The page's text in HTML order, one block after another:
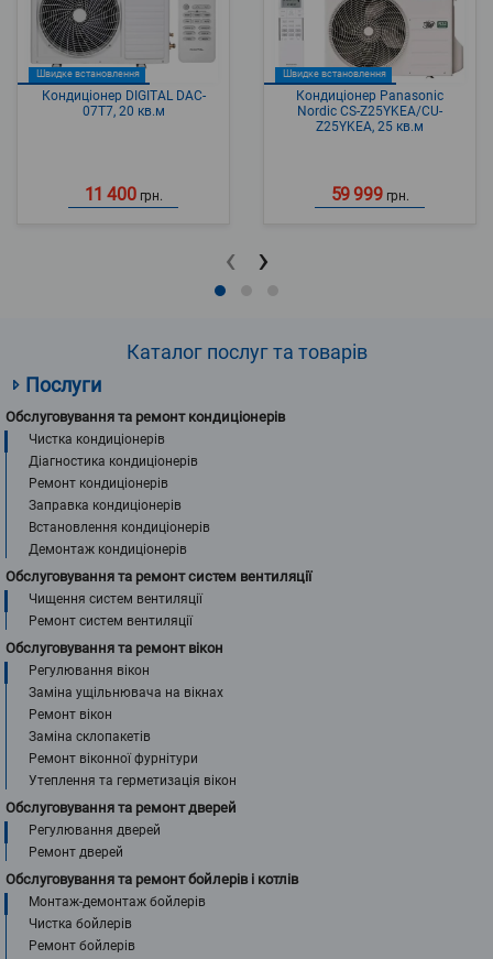
Швидке встановлення
Кондиціонер DIGITAL DAC-
07T7, 20 кв.м
11 400 грн.
Швидке встановлення
Кондиціонер Panasonic
Nordic CS-Z25YKEA/CU-
Z25YKEA, 25 кв.м
59 999 грн.
‹ ›
Каталог послуг та товарів
Послуги
Обслуговування та ремонт кондиціонерів
Чистка кондиціонерів
Діагностика кондиціонерів
Ремонт кондиціонерів
Заправка кондиціонерів
Встановлення кондиціонерів
Демонтаж кондиціонерів
Обслуговування та ремонт систем вентиляції
Чищення систем вентиляції
Ремонт систем вентиляції
Обслуговування та ремонт вікон
Регулювання вікон
Заміна ущільнювача на вікнах
Ремонт вікон
Заміна склопакетів
Ремонт віконної фурнітури
Утеплення та герметизація вікон
Обслуговування та ремонт дверей
Регулювання дверей
Ремонт дверей
Обслуговування та ремонт бойлерів і котлів
Монтаж-демонтаж бойлерів
Чистка бойлерів
Ремонт бойлерів